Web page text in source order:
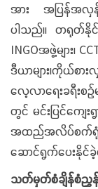
အား အပြန်အလှန်
ပါသည်။ တရုတ်နိုင်
INGOအဖွဲ့များ၊
ဒီယာများ၊ကိုယ်စ
လေ့လာရေးခရီးစ
တွင် မင်းပြင်ကျေး
အထည်အလိပ်စက်
ဆောင်ရွက်ပေးနိုင်
သတ်မှတ်စံချိန်စံ